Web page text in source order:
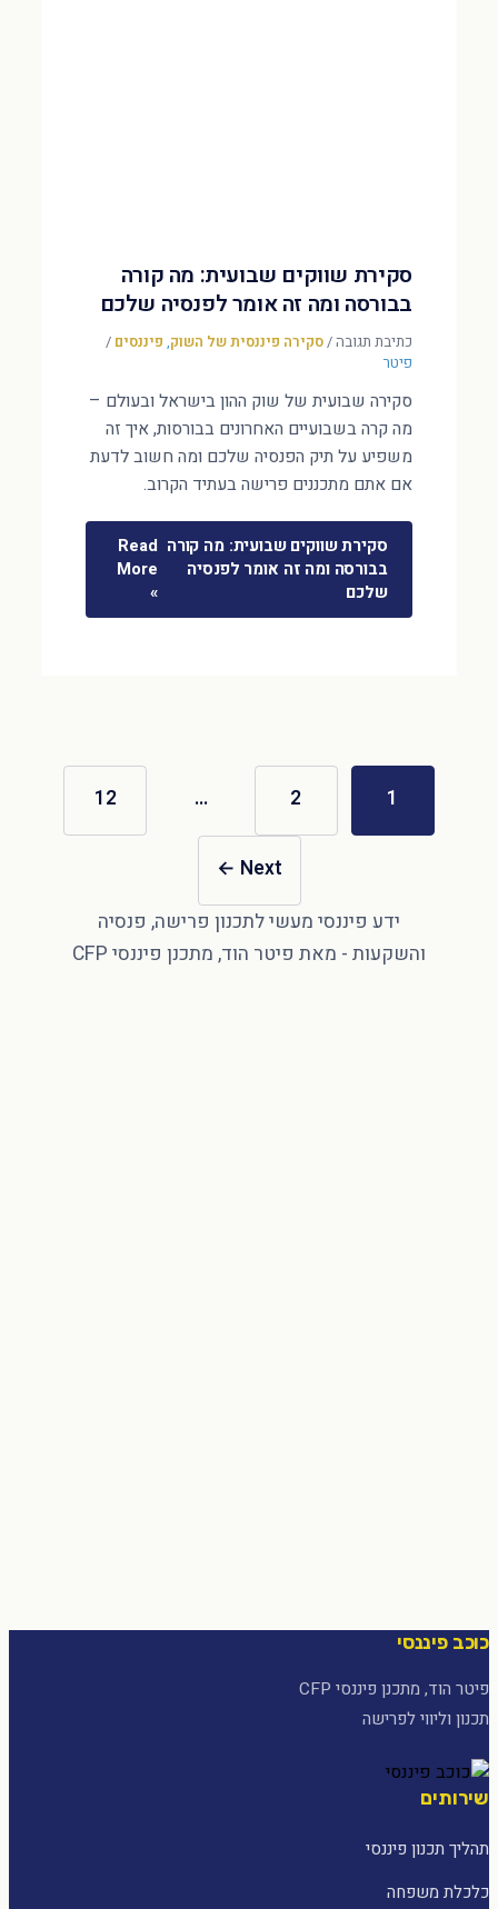
סקירת שווקים שבועית: מה קורה
בבורסה ומה זה אומר לפנסיה שלכם
כתיבת תגובה/סקירה פיננסית של השוק, פיננסים /
פיטר
סקירה שבועית של שוק ההון בישראל ובעולם –
מה קרה בשבועיים האחרונים בבורסות, איך זה
משפיע על תיק הפנסיה שלכם ומה חשוב לדעת
אם אתם מתכננים פרישה בעתיד הקרוב.
סקירת שווקים שבועית: מה קורה
בבורסה ומה זה אומר לפנסיה
שלכם
Read
More
»
1
2
…
12
Next
←
כוכב פיננסי
פיטר הוד, מתכנן פיננסי CFP
תכנון וליווי לפרישה
שירותים
תהליך תכנון פיננסי
כלכלת משפחה